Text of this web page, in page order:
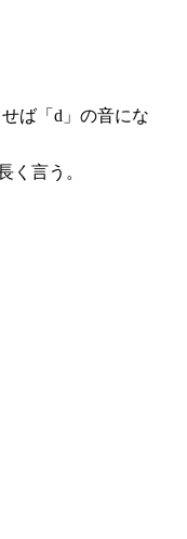
ば「d」の音にな
く言う。